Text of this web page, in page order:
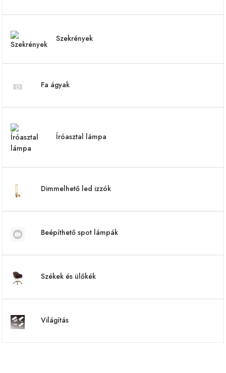
Szekrények
Fa ágyak
Íróasztal lámpa
Dimmelhető led izzók
Beépíthető spot lámpák
Székek és ülőkék
Világítás